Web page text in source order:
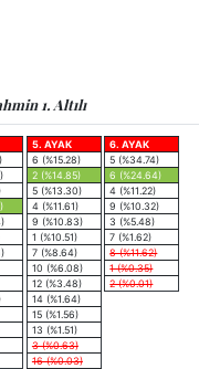
1. Altılı
5. AYAK
6 (%15.28)
2 (%14.85)
5 (%13.30)
4 (%11.61)
9 (%10.83)
1 (%10.51)
7 (%8.64)
10 (%6.08)
12 (%3.48)
14 (%1.64)
15 (%1.56)
13 (%1.51)
3 (%0.63)
16 (%0.03)
6. AYAK
5 (%34.74)
6 (%24.64)
4 (%11.22)
9 (%10.32)
3 (%5.48)
7 (%1.62)
8 (%11.62)
1 (%0.35)
2 (%0.01)